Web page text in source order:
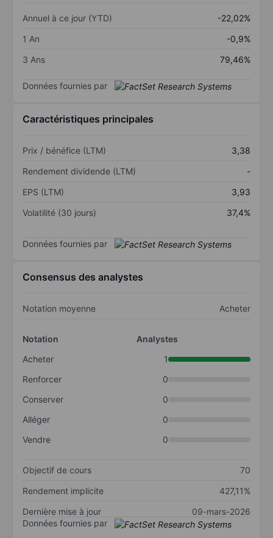
Annuel à ce jour (YTD)
-22,02%
1 An
-0,9%
3 Ans
79,46%
Données fournies par
Caractéristiques principales
Prix / bénéfice (LTM)
3,38
Rendement dividende (LTM)
-
EPS (LTM)
3,93
Volatilité (30 jours)
37,4%
Données fournies par
Consensus des analystes
Notation moyenne Acheter
Notation
Analystes
Acheter
1
Renforcer
0
Conserver
0
Alléger
0
Vendre
0
Objectif de cours
70
Rendement implicite
427,11%
Dernière mise à jour
09-mars-2026
Données fournies par